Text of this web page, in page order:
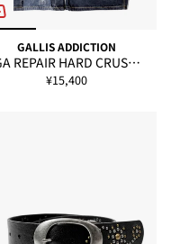
GALLIS ADDICTION
REPAIR HARD CRUS…
¥15,400